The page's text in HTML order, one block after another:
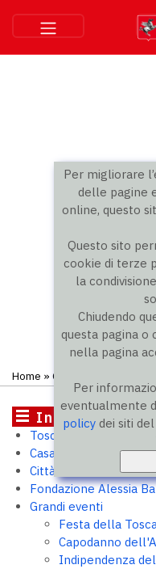
Per migliorare
delle pagine
online, questo
Questo sito
cookie di terze
la
Chiudendo
questa pagina o
nella pagina
Per
eventualmente
policy dei siti
Home » Grandi eventi »
Iniziative
Toscana 2050
Casa Toscana.
Città murate
Fondazione Alessia
Grandi eventi
Festa della
Capodanno
Indipendenza